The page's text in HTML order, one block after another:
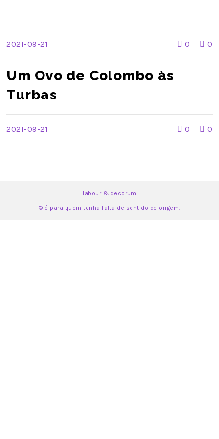
2021-09-21 0 0
Um Ovo de Colombo às
Turbas
2021-09-21 0 0
labour & decorum
© é para quem tenha falta de sentido de origem.